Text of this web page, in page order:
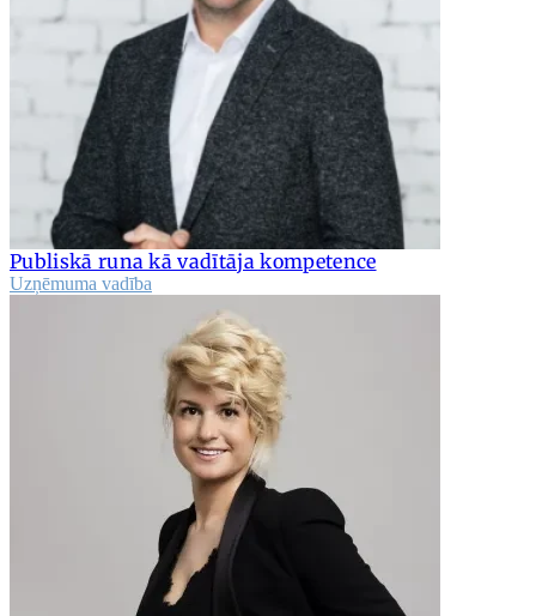
Publiskā runa kā vadītāja kompetence
Uzņēmuma vadība